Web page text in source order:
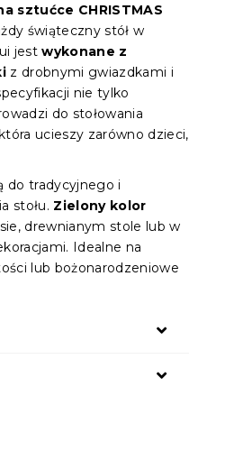
sztućce CHRISTMAS
świąteczny stół w
jest wykonane z
z drobnymi gwiazdkami i
nie tylko
do stołowania
ucieszy zarówno dzieci,
do tradycyjnego i
stołu. Zielony kolor
drewnianym stole lub w
Idealne na
lub bożonarodzeniowe